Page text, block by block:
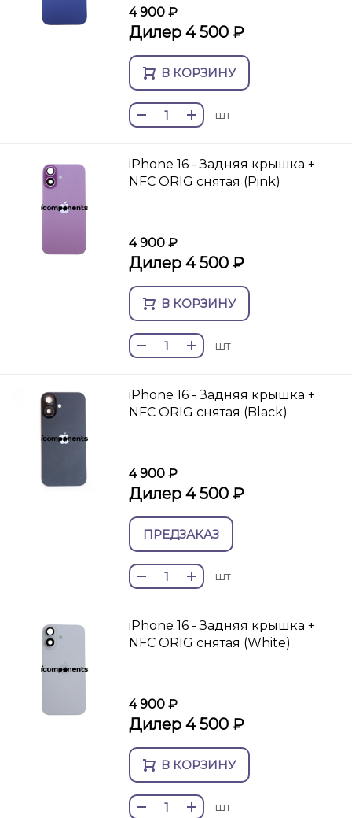
4 900 ₽
Дилер 4 500 ₽
В КОРЗИНУ
шт
iPhone 16 - Задняя крышка +
NFC ORIG снятая (Pink)
4 900 ₽
Дилер 4 500 ₽
В КОРЗИНУ
шт
iPhone 16 - Задняя крышка +
NFC ORIG снятая (Black)
4 900 ₽
Дилер 4 500 ₽
ПРЕДЗАКАЗ
шт
iPhone 16 - Задняя крышка +
NFC ORIG снятая (White)
4 900 ₽
Дилер 4 500 ₽
В КОРЗИНУ
шт